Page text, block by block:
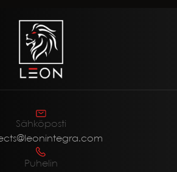
Sähköposti
Puhelin